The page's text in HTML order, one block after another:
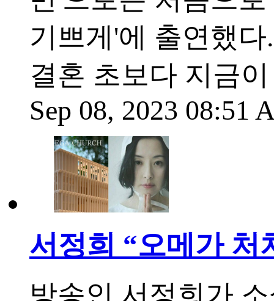
기쁘게'에 출연했
결혼 초보다 지금
Sep 08, 2023 08:51
서정희 “오메가 처
방송인 서정희가